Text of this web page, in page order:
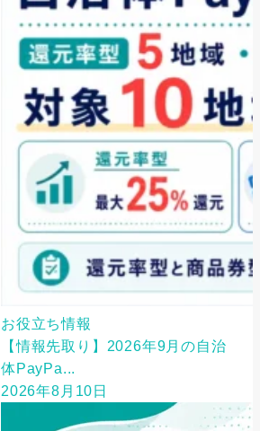
お役立ち情報
【情報先取り】2026年9月の自治
体PayPa...
2026年8月10日